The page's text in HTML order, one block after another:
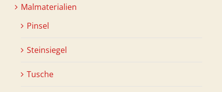
Malmaterialien
Pinsel
Steinsiegel
Tusche